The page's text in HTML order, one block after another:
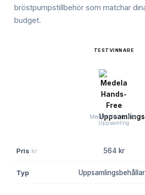
bröstpumpstillbehör som matchar
budget.
TESTVINNARE
Medela Hands-Free
Uppsamling
Pris kr 564 kr
Typ